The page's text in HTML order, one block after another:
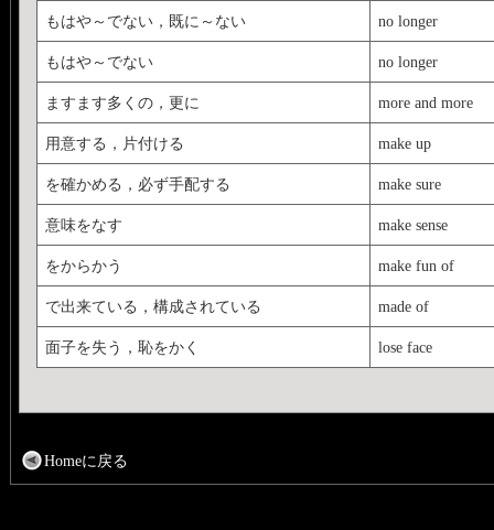
もはや～でない，既に～ない no longer
もはや～でない no longer
ますます多くの，更に more and more
用意する，片付ける make up
を確かめる，必ず手配する make sure
意味をなす make sense
をからかう make fun of
で出来ている，構成されている made of
面子を失う，恥をかく lose face
Homeに戻る